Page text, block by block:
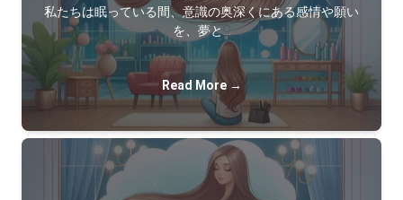
私たちは眠っている間、意識の奥深くにある感情や願い
を、夢と…
Read More →